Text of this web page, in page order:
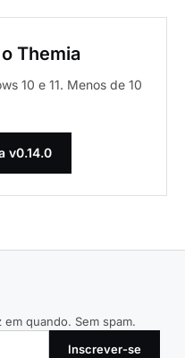
Themia
10 e 11. Menos de 10
v0.14.0
quando. Sem spam.
Inscrever-se